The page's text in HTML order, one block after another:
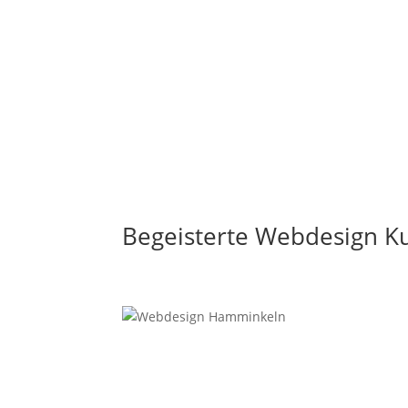
Begeisterte Webdesign